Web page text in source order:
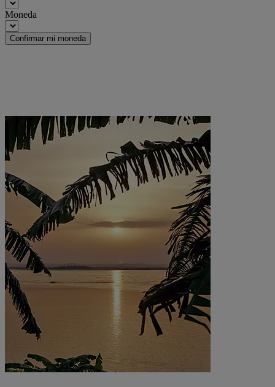
Moneda
Confirmar mi moneda